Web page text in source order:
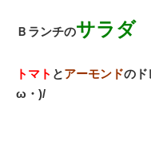
Ｂランチのサラダ
トマト とアーモンドのド
ω・)/